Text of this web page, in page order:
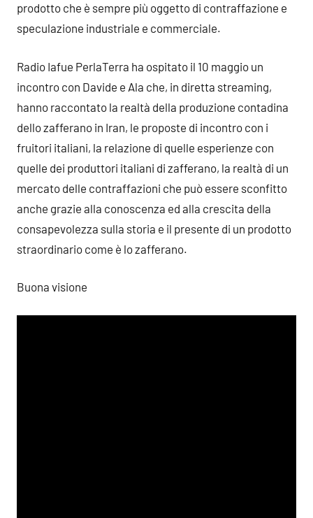
prodotto che è sempre più oggetto di contraffazione e
speculazione industriale e commerciale.
Radio Iafue PerlaTerra ha ospitato il 10 maggio un
incontro con Davide e Ala che, in diretta streaming,
hanno raccontato la realtà della produzione contadina
dello zafferano in Iran, le proposte di incontro con i
fruitori italiani, la relazione di quelle esperienze con
quelle dei produttori italiani di zafferano, la realtà di un
mercato delle contraffazioni che può essere sconfitto
anche grazie alla conoscenza ed alla crescita della
consapevolezza sulla storia e il presente di un prodotto
straordinario come è lo zafferano.
Buona visione